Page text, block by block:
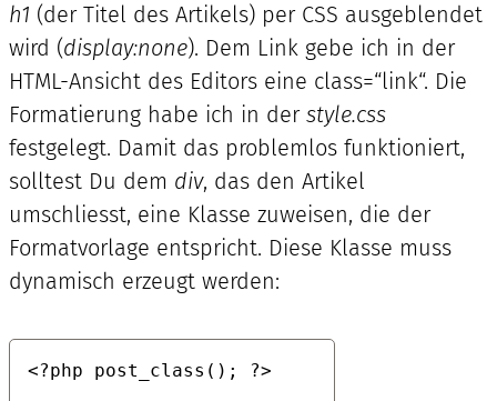
h1 (der Titel des Artikels) per CSS ausgeblendet
wird (display:none). Dem Link gebe ich in der
HTML-Ansicht des Editors eine class=“link“. Die
Formatierung habe ich in der style.css
festgelegt. Damit das problemlos funktioniert,
solltest Du dem div, das den Artikel
umschliesst, eine Klasse zuweisen, die der
Formatvorlage entspricht. Diese Klasse muss
dynamisch erzeugt werden:
<?php post_class(); ?>